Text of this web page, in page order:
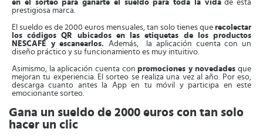
en el sorteo para ganarte el sueldo para toda la vidade esta
prestigiosa marca.
El sueldo es de 2000 euros mensuales, tan solo tienes que recolectar
los códigos QR ubicados en las etiquetas de los productos
NESCAFÉ y escanearlos. Además, la aplicación cuenta con un
diseño práctico y su funcionamiento es muy intuitivo.
Asimismo, la aplicación cuenta conpromociones y novedades que
mejoran tu experiencia. El sorteo se realiza una vez al año. Por eso,
descarga cuanto antes la App en tu móvil y participa en este
emocionante sorteo.
Gana un sueldo de 2000 euros con tan solo
hacer un clic